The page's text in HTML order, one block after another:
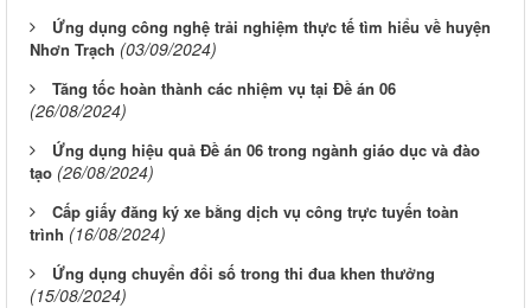
Ứng dụng công nghệ trải nghiệm thực tế tìm hiểu về huyện
Nhơn Trạch (03/09/2024)
Tăng tốc hoàn thành các nhiệm vụ tại Đề án 06
(26/08/2024)
Ứng dụng hiệu quả Đề án 06 trong ngành giáo dục và đào
tạo (26/08/2024)
Cấp giấy đăng ký xe bằng dịch vụ công trực tuyến toàn
trình (16/08/2024)
Ứng dụng chuyển đổi số trong thi đua khen thưởng
(15/08/2024)